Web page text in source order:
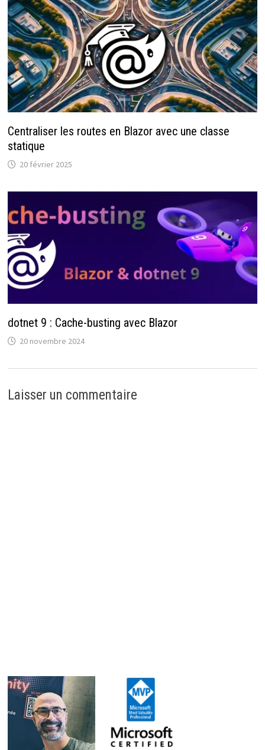
Centraliser les routes en Blazor avec une classe
statique
20 février 2025
dotnet 9 : Cache-busting avec Blazor
20 novembre 2024
Laisser un commentaire